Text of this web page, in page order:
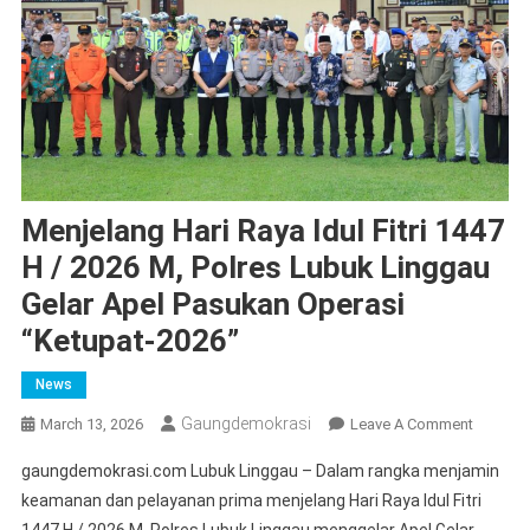
Menjelang Hari Raya Idul Fitri 1447
H / 2026 M, Polres Lubuk Linggau
Gelar Apel Pasukan Operasi
“Ketupat-2026”
News
March 13, 2026 Gaungdemokrasi Leave A CommentOn
Hari
Raya
gaungdemokrasi.com Lubuk Linggau – Dalam rangka menjamin
keamanan dan pelayanan prima menjelang Hari Raya Idul Fitri